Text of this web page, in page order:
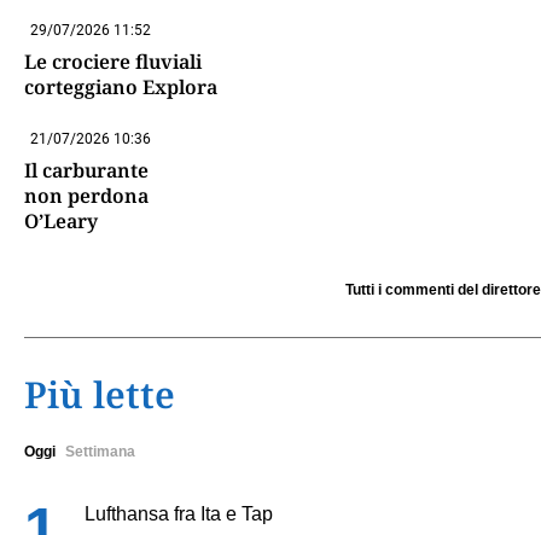
29/07/2026 11:52
Le crociere fluviali
corteggiano Explora
21/07/2026 10:36
Il carburante
non perdona
O’Leary
Tutti i commenti del direttore
Più lette
Oggi Settimana
Lufthansa fra Ita e Tap